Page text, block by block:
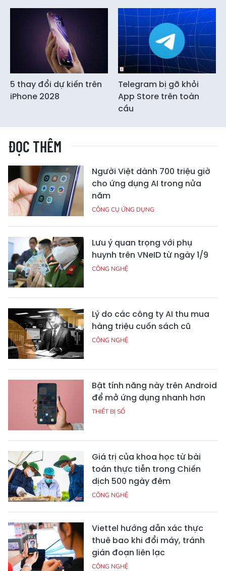
5 thay đổi dự kiến trên
iPhone 2028
Telegram bị gỡ khỏi
App Store trên toàn
cầu
ĐỌC THÊM
Người Việt dành 700 triệu giờ
cho ứng dụng AI trong nửa
năm
CÔNG CỤ ỨNG DỤNG
Lưu ý quan trọng với phụ
huynh trên VNeID từ ngày 1/9
CÔNG NGHỆ
Lý do các công ty AI thu mua
hàng triệu cuốn sách cũ
CÔNG NGHỆ
Bật tính năng này trên Android
để mở ứng dụng nhanh hơn
THIẾT BỊ SỐ
Giá trị của khoa học từ bài
toán thực tiễn trong Chiến
dịch 500 ngày đêm
CÔNG NGHỆ
Viettel hướng dẫn xác thực
thuê bao khi đổi máy, tránh
gián đoạn liên lạc
CÔNG NGHỆ